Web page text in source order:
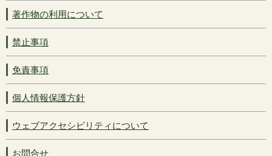
著作物の利用について
禁止事項
免責事項
個人情報保護方針
ウェブアクセシビリティについて
お問合せ